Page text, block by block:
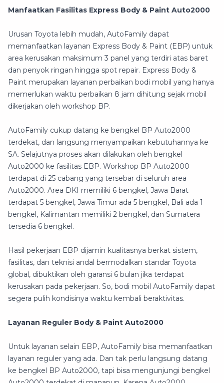
Manfaatkan Fasilitas Express Body & Paint Auto2000
Urusan Toyota lebih mudah, AutoFamily dapat
memanfaatkan layanan Express Body & Paint (EBP) untuk
area kerusakan maksimum 3 panel yang terdiri atas baret
dan penyok ringan hingga spot repair. Express Body &
Paint merupakan layanan perbaikan bodi mobil yang hanya
memerlukan waktu perbaikan 8 jam dihitung sejak mobil
dikerjakan oleh workshop BP.
AutoFamily cukup datang ke bengkel BP Auto2000
terdekat, dan langsung menyampaikan kebutuhannya ke
SA. Selajutnya proses akan dilakukan oleh bengkel
Auto2000 ke fasilitas EBP. Workshop BP Auto2000
terdapat di 25 cabang yang tersebar di seluruh area
Auto2000. Area DKI memiliki 6 bengkel, Jawa Barat
terdapat 5 bengkel, Jawa Timur ada 5 bengkel, Bali ada 1
bengkel, Kalimantan memiliki 2 bengkel, dan Sumatera
tersedia 6 bengkel.
Hasil pekerjaan EBP dijamin kualitasnya berkat sistem,
fasilitas, dan teknisi andal bermodalkan standar Toyota
global, dibuktikan oleh garansi 6 bulan jika terdapat
kerusakan pada pekerjaan. So, bodi mobil AutoFamily dapat
segera pulih kondisinya waktu kembali beraktivitas.
Layanan Reguler Body & Paint Auto2000
Untuk layanan selain EBP, AutoFamily bisa memanfaatkan
layanan reguler yang ada. Dan tak perlu langsung datang
ke bengkel BP Auto2000, tapi bisa mengunjungi bengkel